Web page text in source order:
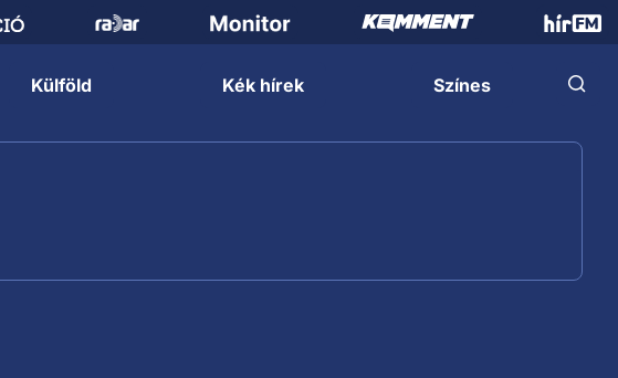
Külföld Kék hírek Színes